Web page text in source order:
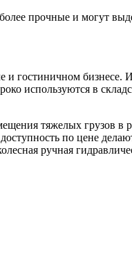
прочные и могут
гостиничном бизнесе.
используются в
тяжелых грузов в
по цене
ручная